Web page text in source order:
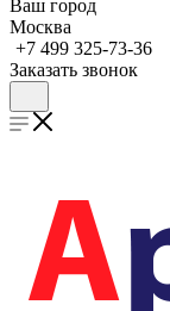
Ваш город
Москва
+7 499 325-73-36
Заказать звонок